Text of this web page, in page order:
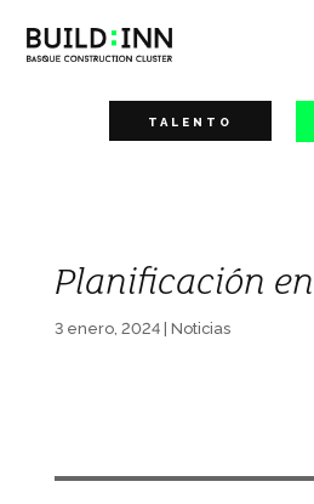
TALENTO
Planificación
3 enero, 2024| Noticias